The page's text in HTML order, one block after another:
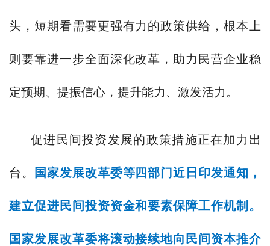
头，短期看需要更强有力的政策供给，根本上
则要靠进一步全面深化改革，助力民营企业稳
定预期、提振信心，提升能力、激发活力。
促进民间投资发展的政策措施正在加力出
台。 国家发展改革委等四部门近日印发通知，
建立促进民间投资资金和要素保障工作机制。
国家发展改革委将滚动接续地向民间资本推介